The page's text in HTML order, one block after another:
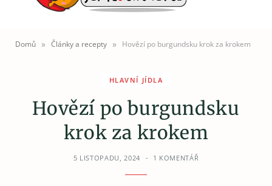
Domů » Články a recepty » Hovězí po burgundsku krok za krokem
HLAVNÍ JÍDLA
Hovězí po burgundsku
krok za krokem
5 LISTOPADU, 2024 1 KOMENTÁŘ